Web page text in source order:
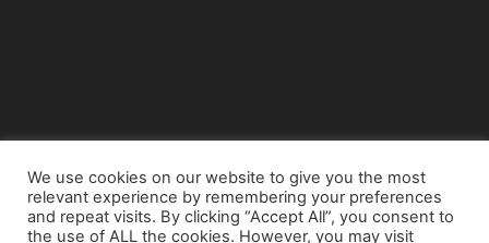
© Copyright 2015 - www.airnews.gr
We use cookies on our website to give you the most
relevant experience by remembering your preferences
and repeat visits. By clicking “Accept All”, you consent to
the use of ALL the cookies. However, you may visit